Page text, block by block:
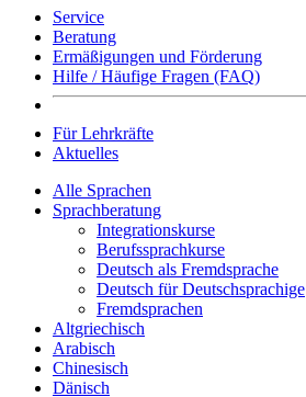
Service
Beratung
Ermäßigungen und Förderung
Hilfe / Häufige Fragen (FAQ)
Für Lehrkräfte
Aktuelles
Alle Sprachen
Sprachberatung
Integrationskurse
Berufssprachkurse
Deutsch als Fremdsprache
Deutsch für Deutschsprachige
Fremdsprachen
Altgriechisch
Arabisch
Chinesisch
Dänisch